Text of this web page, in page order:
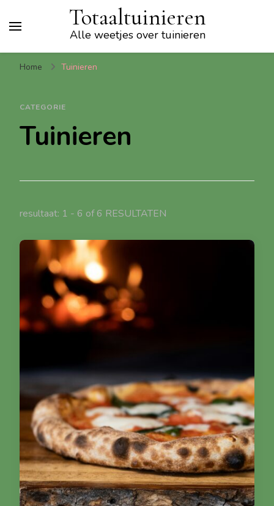
Totaaltuinieren
Alle weetjes over tuinieren
Home Tuinieren
CATEGORIE
Tuinieren
resultaat: 1 - 6 of 6 RESULTATEN